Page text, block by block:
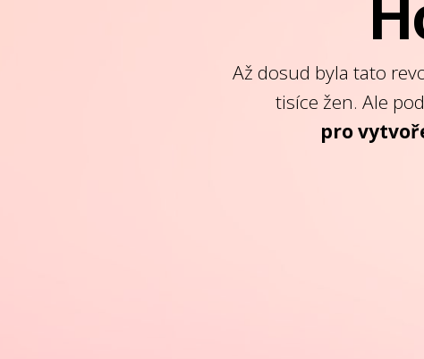
Až dosud byla tato
tisíce žen. Ale
pro